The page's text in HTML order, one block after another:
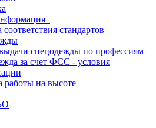
стандартов
спецодежды по профессиям
за счет ФСС - условия
работы на высоте